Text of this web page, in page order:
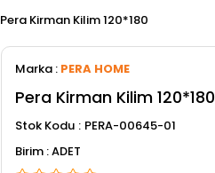
Pera Kirman Kilim 120*180
Marka : PERA HOME
Pera Kirman Kilim 120*180
Stok Kodu
PERA-00645-01
ADET